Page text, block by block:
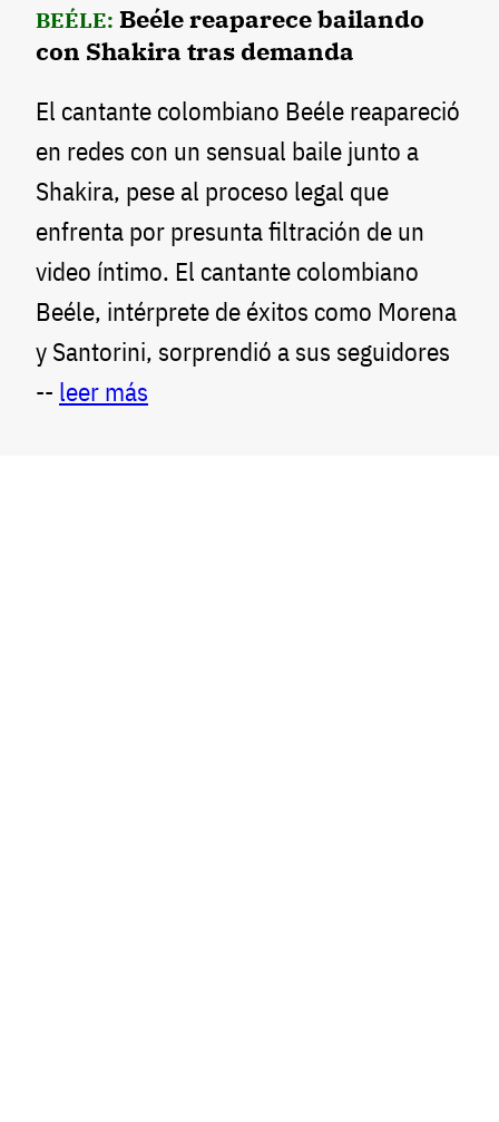
BEÉLE: Beéle reaparece bailando
con Shakira tras demanda
El cantante colombiano Beéle reapareció
en redes con un sensual baile junto a
Shakira, pese al proceso legal que
enfrenta por presunta filtración de un
video íntimo. El cantante colombiano
Beéle, intérprete de éxitos como Morena
y Santorini, sorprendió a sus seguidores
-- leer más